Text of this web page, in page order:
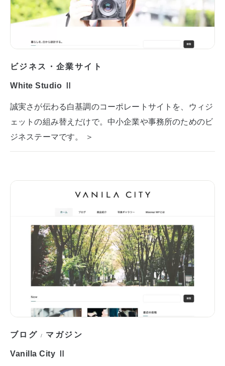
ビジネス・企業サイト
White Studio Ⅱ
誠実さが伝わる白基調のコーポレートサイトを、ウィジ
ェットの組み替えだけで。中小企業や事務所のためのビ
ジネステーマです。 ＞
ブログ / マガジン
Vanilla City Ⅱ